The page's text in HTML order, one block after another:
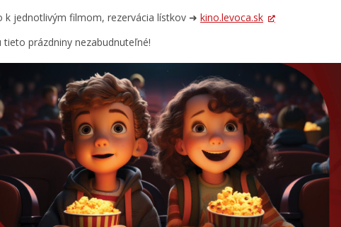
k jednotlivým filmom, rezervácia lístkov ➜ kino.levoca.sk
tieto prázdniny nezabudnuteľné!